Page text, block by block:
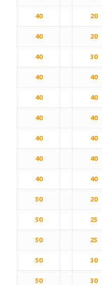
40 20
40 20
40 30
40 40
40 40
40 40
40 40
40 40
40 40
50 20
50 25
50 25
50 30
50 30